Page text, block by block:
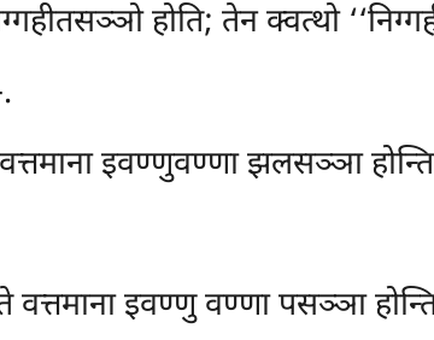
होति; तेन क्वत्थो
इवण्णुवण्णा झलसञ्ञा
वत्तमाना इवण्णु वण्णा पसञ्ञा